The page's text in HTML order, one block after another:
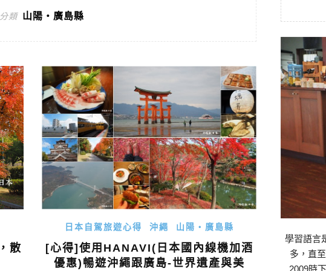
類 山陽・廣島縣
散
日本自駕旅遊心得 沖繩 山陽・廣島縣
[心得]使用HANAVI(日本國內線機加酒
優惠)暢遊沖繩跟廣島-世界遺產與美
學習語言
多，直
2009時